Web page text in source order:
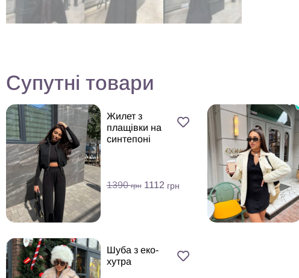
Супутні товари
Жилет з
плащівки на
синтепоні
1390грн 1112 грн
Шуба з еко-
хутра